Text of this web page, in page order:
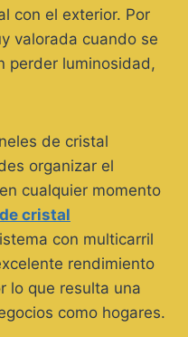
con el exterior. Por
valorada cuando se
perder luminosidad,
de cristal
organizar el
cualquier momento
cristal
con multicarril
rendimiento
lo que resulta una
como hogares.